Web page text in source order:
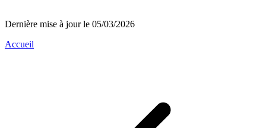
Dernière mise à jour le 05/03/2026
Accueil